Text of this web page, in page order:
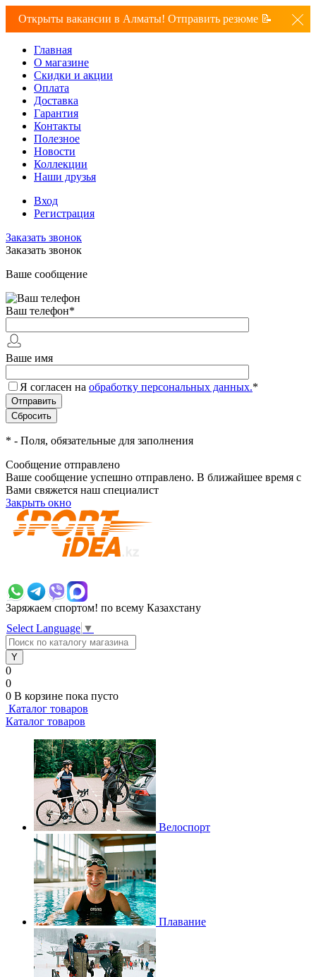
Открыты вакансии в Алматы! Отправить резюме 📝
Главная
О магазине
Скидки и акции
Оплата
Доставка
Гарантия
Контакты
Полезное
Новости
Коллекции
Наши друзья
Вход
Регистрация
Заказать звонок
Заказать звонок
Ваше сообщение
Ваш телефон*
Ваше имя
Я согласен на обработку персональных данных.*
* - Поля, обязательные для заполнения
Сообщение отправлено
Ваше сообщение успешно отправлено. В ближайшее время с
Вами свяжется наш специалист
Закрыть окно
Заряжаем спортом! по всему Казахстану
Select Language ▼
0
0
0 В корзине пока пусто
Каталог товаров
Каталог товаров
Велоспорт
Плавание